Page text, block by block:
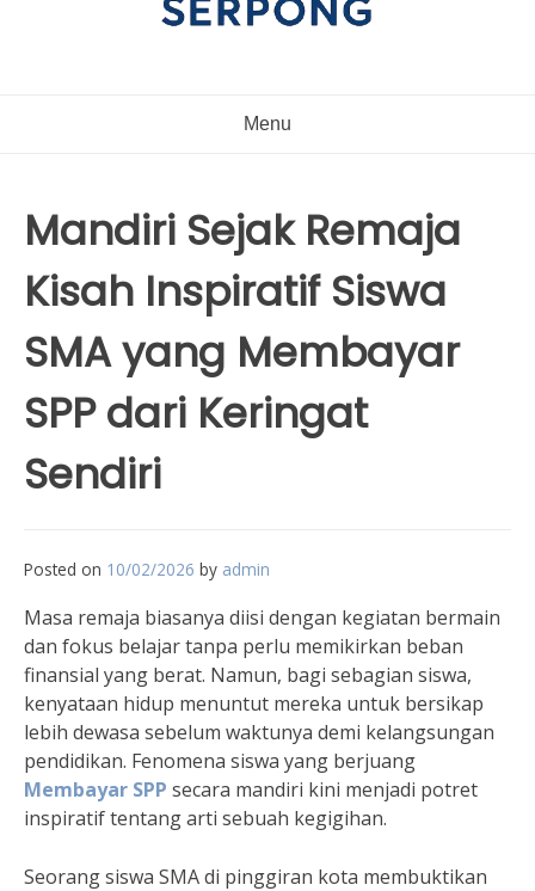
Menu
Mandiri Sejak Remaja
Kisah Inspiratif Siswa
SMA yang Membayar
SPP dari Keringat
Sendiri
Posted on 10/02/2026 by admin
Masa remaja biasanya diisi dengan kegiatan bermain
dan fokus belajar tanpa perlu memikirkan beban
finansial yang berat. Namun, bagi sebagian siswa,
kenyataan hidup menuntut mereka untuk bersikap
lebih dewasa sebelum waktunya demi kelangsungan
pendidikan. Fenomena siswa yang berjuang
Membayar SPP secara mandiri kini menjadi potret
inspiratif tentang arti sebuah kegigihan.
Seorang siswa SMA di pinggiran kota membuktikan